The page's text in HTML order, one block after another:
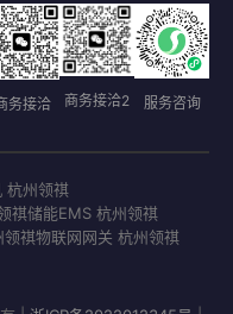
务接洽 商务接洽2 服务咨询
杭州领祺
祺储能EMS 杭州领祺
领祺物联网网关 杭州领祺